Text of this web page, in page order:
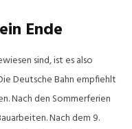
Ende
sind, ist es also
Deutsche Bahn empfiehlt
Nach den Sommerferien
Nach dem 9.